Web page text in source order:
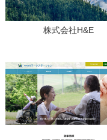
株式会社H&E